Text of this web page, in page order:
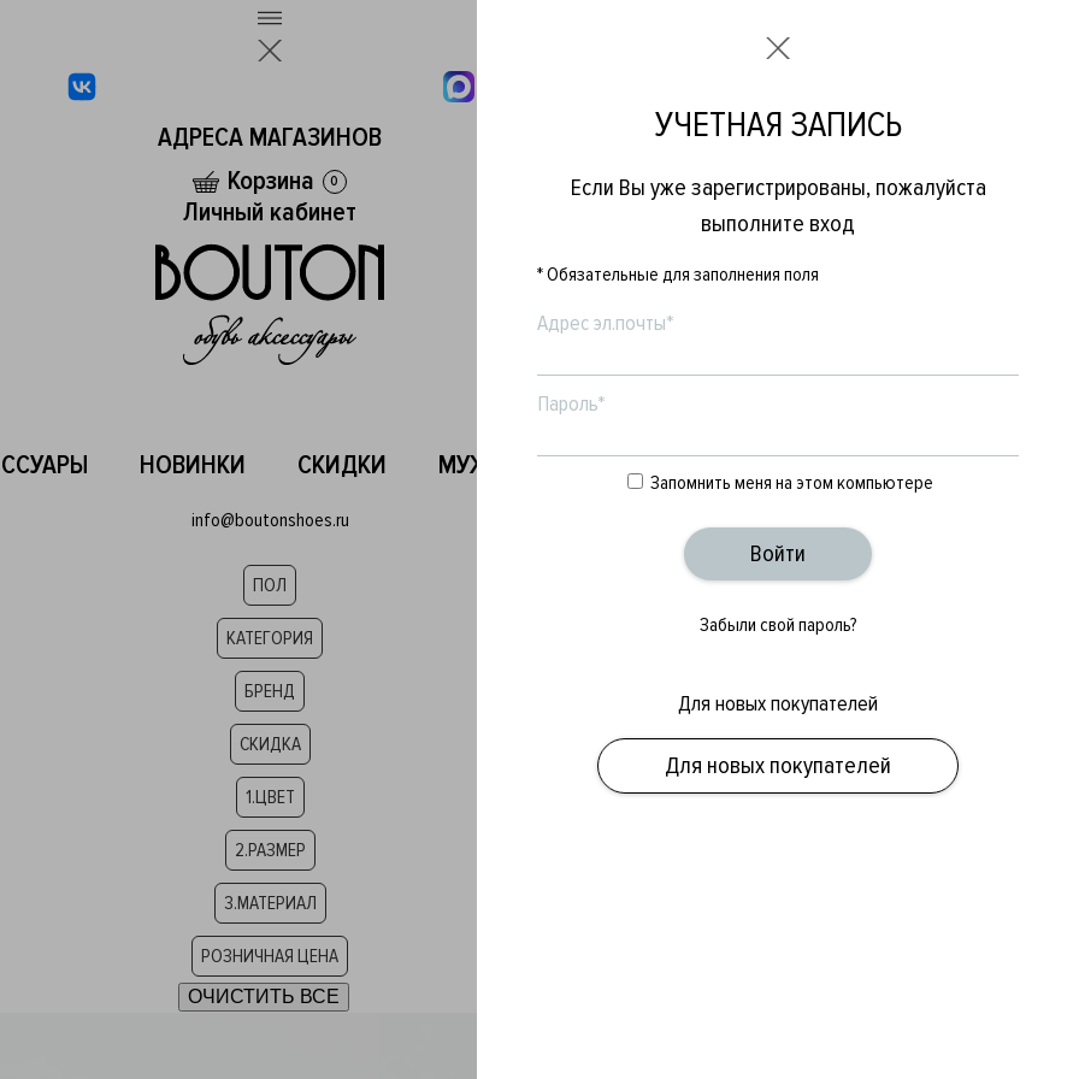
АДРЕСА МАГАЗИНОВ
Корзина
0
Личный кабинет
НОВИНКИ СКИДКИ МУЖСКОЕ ЖЕНСКОЕ БРЕНДЫ
info@boutonshoes.ru
ПОЛ
КАТЕГОРИЯ
БРЕНД
СКИДКА
1.ЦВЕТ
2.РАЗМЕР
3.МАТЕРИАЛ
РОЗНИЧНАЯ ЦЕНА
УЧЕТНАЯ ЗАПИСЬ
Если Вы уже зарегистрированы, пожалуйста
выполните вход
* Обязательные для заполнения поля
Адрес эл.почты*
Пароль*
Запомнить меня на этом компьютере
Забыли свой пароль?
Для новых покупателей
Для новых покупателей